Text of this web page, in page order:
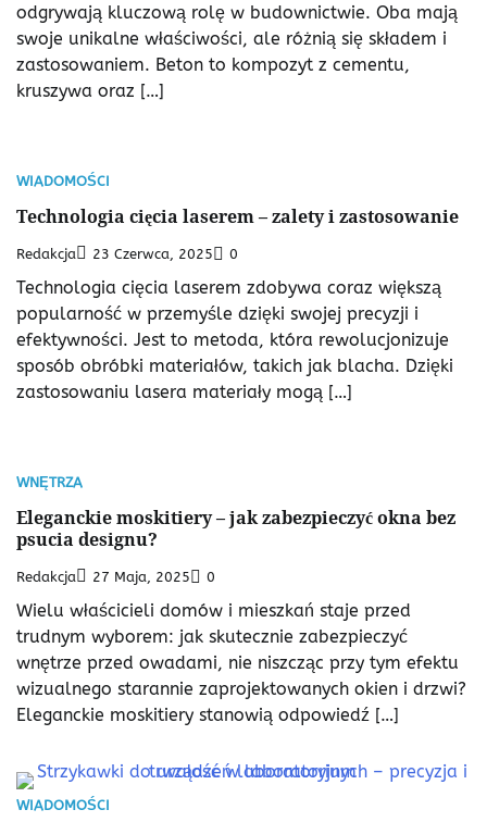
odgrywają kluczową rolę w budownictwie. Oba mają
swoje unikalne właściwości, ale różnią się składem i
zastosowaniem. Beton to kompozyt z cementu,
kruszywa oraz […]
WIADOMOŚCI
Technologia cięcia laserem – zalety i zastosowanie
Redakcja 23 Czerwca, 2025 0
Technologia cięcia laserem zdobywa coraz większą
popularność w przemyśle dzięki swojej precyzji i
efektywności. Jest to metoda, która rewolucjonizuje
sposób obróbki materiałów, takich jak blacha. Dzięki
zastosowaniu lasera materiały mogą […]
WNĘTRZA
Eleganckie moskitiery – jak zabezpieczyć okna bez
psucia designu?
Redakcja 27 Maja, 2025 0
Wielu właścicieli domów i mieszkań staje przed
trudnym wyborem: jak skutecznie zabezpieczyć
wnętrze przed owadami, nie niszcząc przy tym efektu
wizualnego starannie zaprojektowanych okien i drzwi?
Eleganckie moskitiery stanowią odpowiedź […]
WIADOMOŚCI